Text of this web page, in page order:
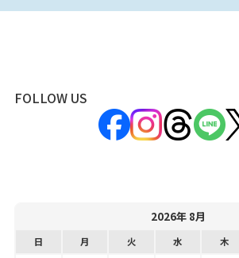
FOLLOW US
2026年 8月
日 月 火 水 木